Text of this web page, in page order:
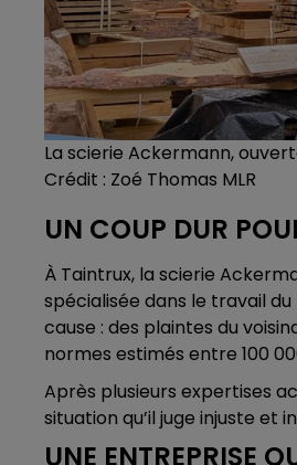
La scierie Ackermann,
Crédit : Zoé Thomas MLR
UN COUP DUR
À Taintrux, la scierie
spécialisée dans le travail
cause : des plaintes du
normes estimés entre 100
Après plusieurs expertises
situation qu’il juge injuste et
UNE ENTREPRISE